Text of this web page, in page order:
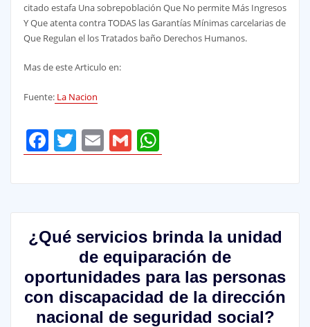
citado estafa Una sobrepoblación Que No permite Más Ingresos
Y Que atenta contra TODAS las Garantías Mínimas carcelarias de
Que Regulan el los Tratados baño Derechos Humanos.
Mas de este Articulo en:
Fuente:La Nacion
Facebook
Twitter
Email
GmailWhatsApp
¿Qué servicios brinda la unidad
de equiparación de
oportunidades para las personas
con discapacidad de la dirección
nacional de seguridad social?